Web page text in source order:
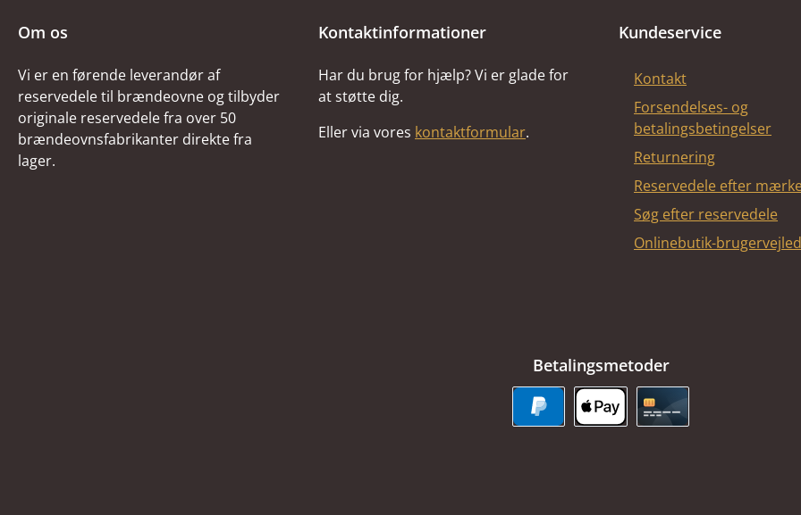
Om os
Vi er en førende leverandør af
reservedele til brændeovne og tilbyder
originale reservedele fra over 50
brændeovnsfabrikanter direkte fra
lager.
Kontaktinformationer
Har du brug for hjælp? Vi er glade for
at støtte dig.
Eller via vores kontaktformular.
Kundeservice
Kontakt
Forsendelses- og
betalingsbetingelser
Returnering
Reservedele efter
Søg efter reservedele
Onlinebutik-
Betalingsmetoder